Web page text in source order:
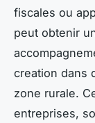
fiscales ou
peut obtenir
creation dans
zone rurale.
entreprises,